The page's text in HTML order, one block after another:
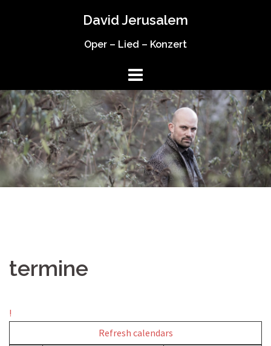
David Jerusalem
Oper – Lied – Konzert
termine
!
Refresh calendars